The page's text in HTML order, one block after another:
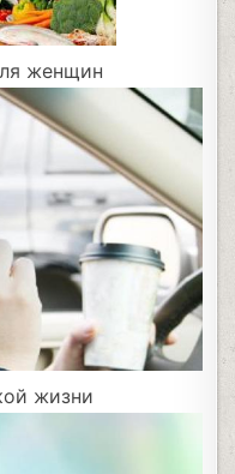
женщин
жизни